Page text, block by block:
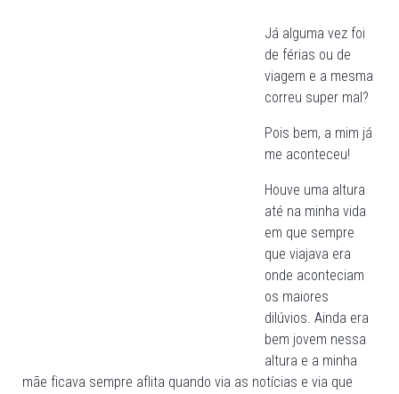
Já alguma vez foi
de férias ou de
viagem e a mesma
correu super mal?
Pois bem, a mim já
me aconteceu!
Houve uma altura
até na minha vida
em que sempre
que viajava era
onde aconteciam
os maiores
dilúvios. Ainda era
bem jovem nessa
altura e a minha
mãe ficava sempre aflita quando via as notícias e via que